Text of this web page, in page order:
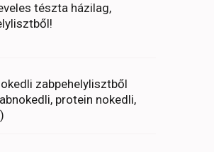
tészta házilag,
zabpehelylisztből
protein nokedli,